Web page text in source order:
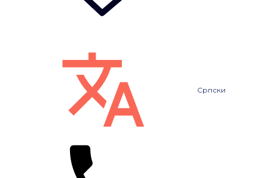
Српски